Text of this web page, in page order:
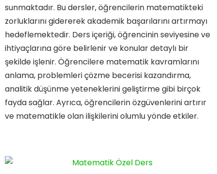
sunmaktadır. Bu dersler, öğrencilerin matematikteki
zorluklarını gidererek akademik başarılarını artırmayı
hedeflemektedir. Ders içeriği, öğrencinin seviyesine ve
ihtiyaçlarına göre belirlenir ve konular detaylı bir
şekilde işlenir. Öğrencilere matematik kavramlarını
anlama, problemleri çözme becerisi kazandırma,
analitik düşünme yeteneklerini geliştirme gibi birçok
fayda sağlar. Ayrıca, öğrencilerin özgüvenlerini artırır
ve matematikle olan ilişkilerini olumlu yönde etkiler.